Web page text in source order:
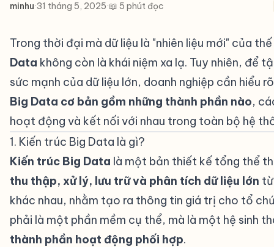
minhu·31 tháng 5, 2025·📖 5 phút đọc
Trong thời đại mà dữ liệu là "nhiên liệu mới" của
Data không còn là khái niệm xa lạ. Tuy nhiên, để
sức mạnh của dữ liệu lớn, doanh nghiệp cần hiểu
Big Data cơ bản gồm những thành phần nào,
hoạt động và kết nối với nhau trong toàn bộ hệ
1. Kiến trúc Big Data là gì?
Kiến trúc Big Data là một bản thiết kế tổng thể
thu thập, xử lý, lưu trữ và phân tích dữ liệu lớn
khác nhau, nhằm tạo ra thông tin giá trị cho tổ
phải là một phần mềm cụ thể, mà là một hệ sinh
thành phần hoạt động phối hợp.